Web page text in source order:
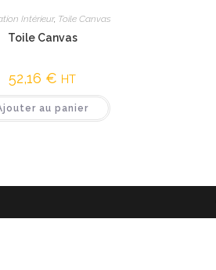
Intérieur, Toile Canvas
Toile Canvas
52,16 € HT
au panier